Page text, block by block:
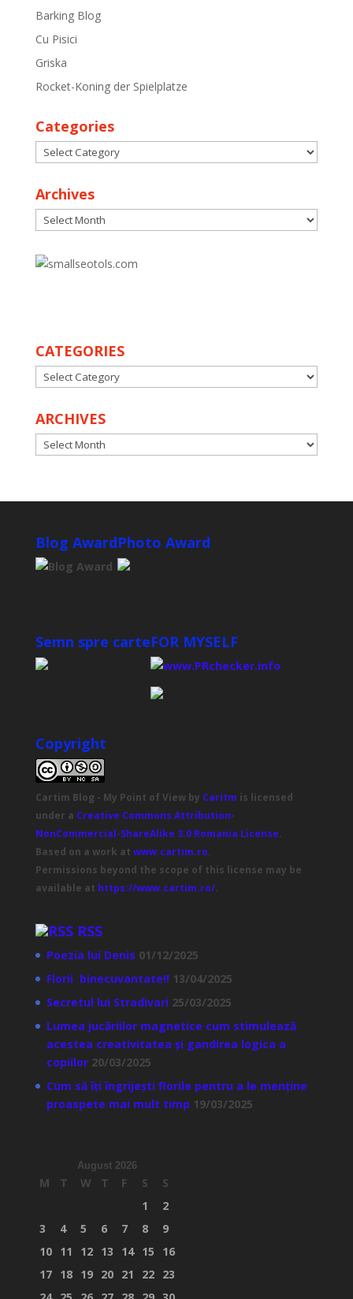
Barking Blog
Cu Pisici
Griska
Rocket-Koning der Spielplatze
Categories
Categories
Archives
Archives
CATEGORIES
CATEGORIES
ARCHIVES
ARCHIVES
Blog AwardPhoto Award
Semn spre carteFOR MYSELF
Copyright
Cartim Blog - My Point of Viewby Caritm is licensed
under a Creative Commons Attribution-
NonCommercial-ShareAlike 3.0 Romania License.
Based on a work at www.cartim.ro.
Permissions beyond the scope of this license may be
available at https://www.cartim.ro/.
RSS
Poezia lui Denis 01/12/2025
Florii binecuvantate!! 13/04/2025
Secretul lui Stradivari 25/03/2025
Lumea jucăriilor magnetice cum stimulează
acestea creativitatea și gandirea logica a
copiilor 20/03/2025
Cum să îți îngrijești florile pentru a le menține
proaspete mai mult timp 19/03/2025
August 2026
M T W T F S
S
1
2
3
4 5 6 7 8
9
10 11 12 13 14 15
16
17 18 19 20 21 22 23